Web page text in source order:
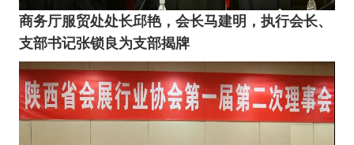
商务厅服贸处处长邱艳，会长马建明，执行会长、
支部书记张锁良为支部揭牌